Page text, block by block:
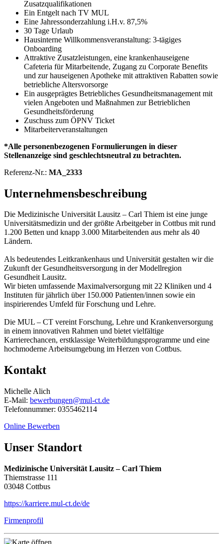
Zusatzqualifikationen
Ein Entgelt nach TV MUL
Eine Jahressonderzahlung i.H.v. 87,5%
30 Tage Urlaub
Hausinterne Willkommensveranstaltung: 3-tägiges
Onboarding
Attraktive Zusatzleistungen, eine krankenhauseigene
Cafeteria für Mitarbeitende, Zugang zu Corporate Benefits
und zur hauseigenen Apotheke mit attraktiven Rabatten sowie
betriebliche Altersvorsorge
Ein ausgeprägtes Betriebliches Gesundheitsmanagement mit
vielen Angeboten und Maßnahmen zur Betrieblichen
Gesundheitsförderung
Zuschuss zum ÖPNV Ticket
Mitarbeiterveranstaltungen
*Alle personenbezogenen Formulierungen in dieser
Stellenanzeige sind geschlechtsneutral zu betrachten.
Referenz-Nr.: MA_2333
Unternehmensbeschreibung
Die Medizinische Universität Lausitz – Carl Thiem ist eine junge
Universitätsmedizin und der größte Arbeitgeber in Cottbus mit rund
1.200 Betten und knapp 3.000 Mitarbeitenden aus mehr als 40
Ländern.
Als bedeutendes Leitkrankenhaus und Universität gestalten wir die
Zukunft der Gesundheitsversorgung in der Modellregion
Gesundheit Lausitz.
Wir bieten umfassende Maximalversorgung mit 22 Kliniken und 4
Instituten für jährlich über 150.000 Patienten/innen sowie ein
inspirierendes Umfeld für Forschung und Lehre.
Die MUL – CT vereint Forschung, Lehre und Krankenversorgung
in einem innovativen Rahmen und bietet vielfältige
Karrierechancen, erstklassige Weiterbildungsprogramme und eine
hochmoderne Arbeitsumgebung im Herzen von Cottbus.
Kontakt
Michelle Alich
E-Mail: bewerbungen@mul-ct.de
Telefonnummer: 0355462114
Online Bewerben
Unser Standort
Medizinische Universität Lausitz – Carl Thiem
Thiemstrasse 111
03048 Cottbus
https://karriere.mul-ct.de/de
Firmenprofil